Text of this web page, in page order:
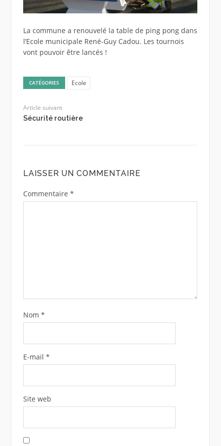
La commune a renouvelé la table de ping pong dans
l’Ecole municipale René-Guy Cadou. Les tournois
vont pouvoir être lancés !
CATÉGORIES Ecole
Article suivant
Sécurité routière
LAISSER UN COMMENTAIRE
Commentaire *
Nom *
E-mail *
Site web